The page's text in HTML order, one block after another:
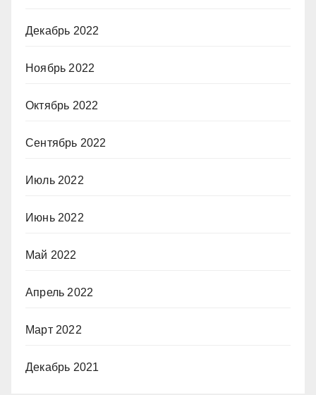
Декабрь 2022
Ноябрь 2022
Октябрь 2022
Сентябрь 2022
Июль 2022
Июнь 2022
Май 2022
Апрель 2022
Март 2022
Декабрь 2021